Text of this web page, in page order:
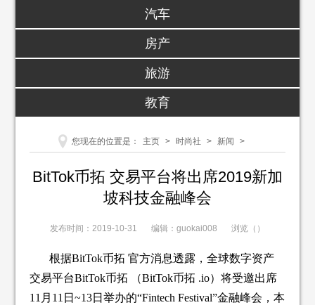
汽车
房产
旅游
教育
您现在的位置是： 主页 > 时尚社 > 新闻 >
BitTok币拓 交易平台将出席2019新加
坡科技金融峰会
发布时间：2019-10-31 编辑：guokai008 浏览（ ）
根据BitTok币拓 官方消息透露，全球数字资产
交易平台BitTok币拓 （BitTok币拓 .io）将受邀出席
11月11日~13日举办的“Fintech Festival”金融峰会，本